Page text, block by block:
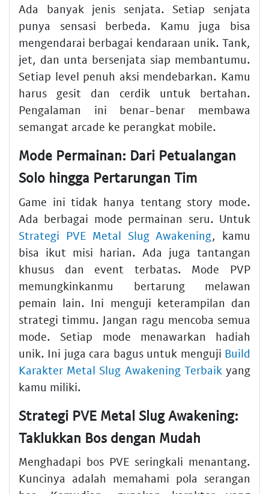
Ada banyak jenis senjata. Setiap senjata
punya sensasi berbeda. Kamu juga bisa
mengendarai berbagai kendaraan unik. Tank,
jet, dan unta bersenjata siap membantumu.
Setiap level penuh aksi mendebarkan. Kamu
harus gesit dan cerdik untuk bertahan.
Pengalaman ini benar-benar membawa
semangat arcade ke perangkat mobile.
Mode Permainan: Dari Petualangan
Solo hingga Pertarungan Tim
Game ini tidak hanya tentang story mode.
Ada berbagai mode permainan seru. Untuk
Strategi PVE Metal Slug Awakening, kamu
bisa ikut misi harian. Ada juga tantangan
khusus dan event terbatas. Mode PVP
memungkinkanmu bertarung melawan
pemain lain. Ini menguji keterampilan dan
strategi timmu. Jangan ragu mencoba semua
mode. Setiap mode menawarkan hadiah
unik. Ini juga cara bagus untuk menguji Build
Karakter Metal Slug Awakening Terbaikyang
kamu miliki.
Strategi PVE Metal Slug Awakening:
Taklukkan Bos dengan Mudah
Menghadapi bos PVE seringkali menantang.
Kuncinya adalah memahami pola serangan